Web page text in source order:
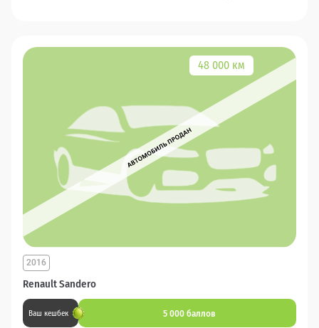
48 000 км
Renault Sandero
2016
Ваш кешбек 5 000 баллов